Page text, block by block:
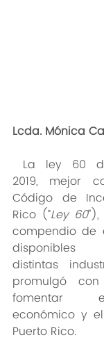
Lcda. Mónica
2019, mejor
Código de
Rico (“Ley 60
compendio de
distintas
promulgó
fomentar
económico y
Puerto Rico.